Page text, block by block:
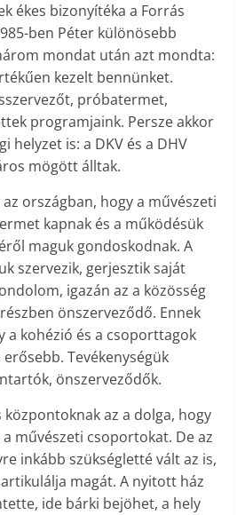
ékes bizonyítéka a Forrás
ben Péter különösebb
mondat után azt mondta:
kezelt bennünket.
próbatermet,
programjaink. Persze akkor
helyzet is: a DKV és a DHV
mögött álltak.
országban, hogy a művészeti
kapnak és a működésük
maguk gondoskodnak. A
szervezik, gerjesztik saját
igazán az a közösség
önszerveződő. Ennek
a kohézió és a csoporttagok
Tevékenységük
önszerveződők.
az a dolga, hogy
művészeti csoportokat. De az
inkább szükségletté vált az is,
magát. A nyitott ház
ide bárki bejöhet, a hely